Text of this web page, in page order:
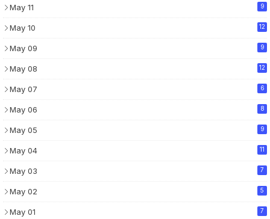
May 11 9
May 10 12
May 09 9
May 08 12
May 07 6
May 06 8
May 05 9
May 04 11
May 03 7
May 02 5
May 01 7